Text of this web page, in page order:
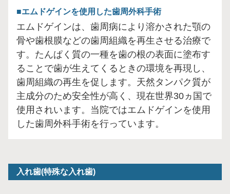
エムドゲインを使用した歯周外科手術
エムドゲインは、歯周病により溶かされた顎の
骨や歯根膜などの歯周組織を再生させる治療で
す。たんぱく質の一種を歯の根の表面に塗布す
ることで歯が生えてくるときの環境を再現し、
歯周組織の再生を促します。天然タンパク質が
主成分のため安全性が高く、現在世界30ヵ国で
使用されいます。当院ではエムドゲインを使用
した歯周外科手術を行っています。
入れ歯(特殊な入れ歯)